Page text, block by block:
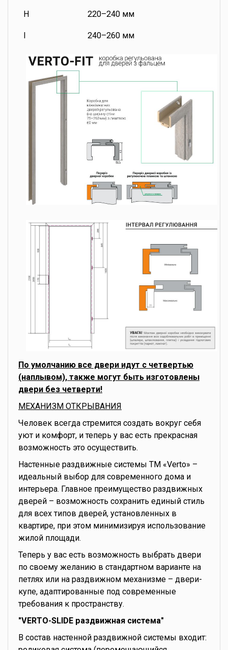
H 220–240 мм
I 240–260 мм
По умолчанию все двери идут с четвертью
(наплывом), также могут быть изготовлены
двери без четверти!
МЕХАНИЗМ ОТКРЫВАНИЯ
Человек всегда стремится создать вокруг себя
уют и комфорт, и теперь у вас есть прекрасная
возможность это осуществить.
Настенные раздвижные системы ТМ «Verto» –
идеальный выбор для современного дома и
интерьера. Главное преимущество раздвижных
дверей – возможность сохранить единый стиль
для всех типов дверей, установленных в
квартире, при этом минимизируя использование
жилой площади.
Теперь у вас есть возможность выбрать двери
по своему желанию в стандартном варианте на
петлях или на раздвижном механизме – двери-
купе, адаптированные под современные
требования к пространству.
"VERTO-SLIDE раздвижная система"
В состав настенной раздвижной системы входит: